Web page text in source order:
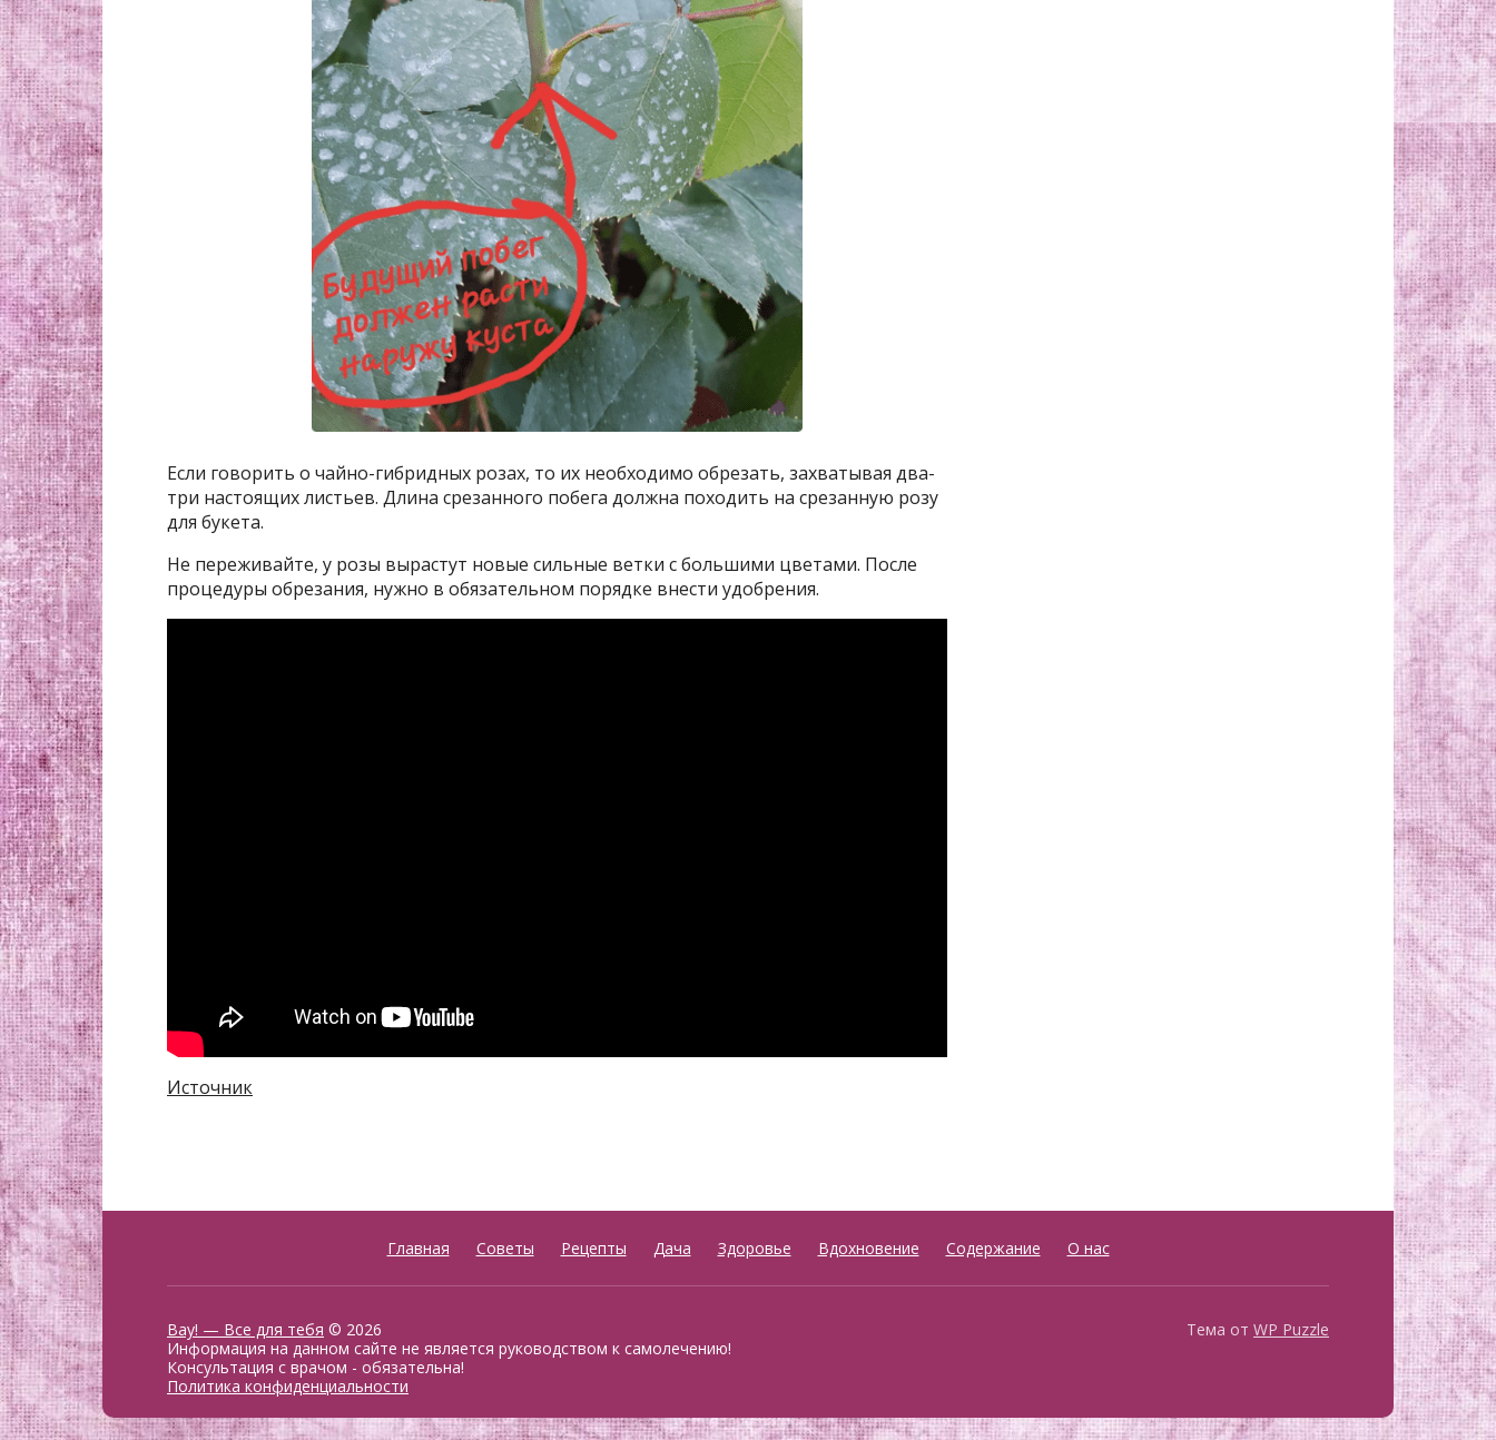
Если говорить о чайно-гибридных розах, то их необходимо обрезать, захватывая два-
три настоящих листьев. Длина срезанного побега должна походить на срезанную розу
для букета.
Не переживайте, у розы вырастут новые сильные ветки с большими цветами. После
процедуры обрезания, нужно в обязательном порядке внести удобрения.
Источник
Главная Советы Рецепты Дача Здоровье Вдохновение Содержание О нас
Вау! — Все для тебя © 2026
Информация на данном сайте не является руководством к самолечению!
Консультация с врачом - обязательна!
Политика конфиденциальности
Тема от WP Puzzle